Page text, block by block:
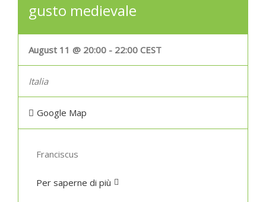
gusto medievale
August 11 @ 20:00 - 22:00 CEST
Italia
Google Map
Franciscus
Per saperne di più